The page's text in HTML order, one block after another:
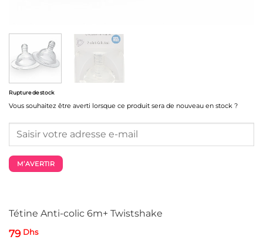
Tétine Anti-colic 6m+ Twistshake
79 Dhs
Rupture de stock
Vous souhaitez être averti lorsque ce produit sera de nouveau en stock ?
M’AVERTIR